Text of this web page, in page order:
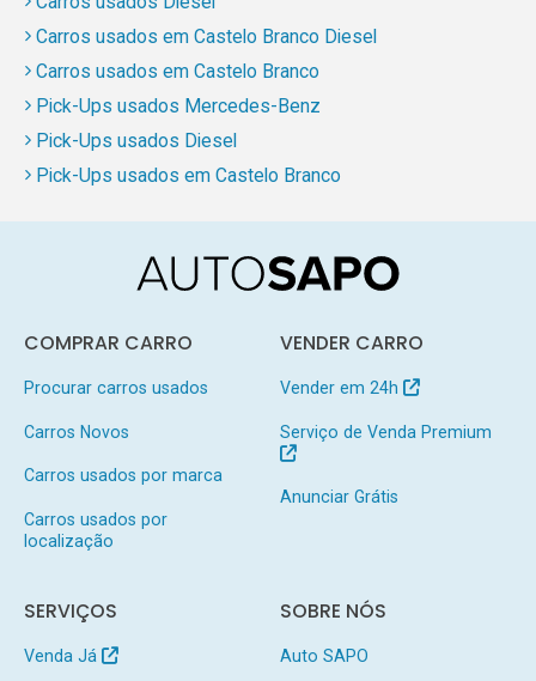
Carros usados em Castelo Branco Diesel
Carros usados em Castelo Branco
Pick-Ups usados Mercedes-Benz
Pick-Ups usados Diesel
Pick-Ups usados em Castelo Branco
COMPRAR CARRO
Procurar carros usados
Carros Novos
Carros usados por marca
Carros usados por
localização
VENDER CARRO
Vender em 24h
Serviço de Venda Premium
Anunciar Grátis
SERVIÇOS
Venda Já
SOBRE NÓS
Auto SAPO